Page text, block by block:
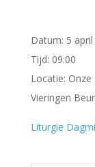
Datum: 5
Tijd: 09:00
Locatie:
Vieringen
Liturgie